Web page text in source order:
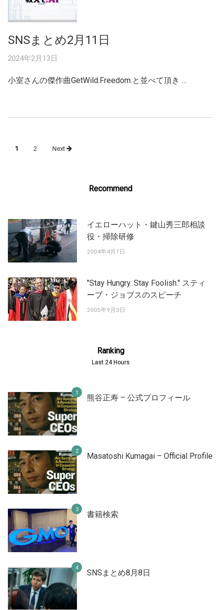
SNSまとめ2月11日
2024年2月13日
小室さんの傑作曲GetWild.Freedom.と並べて頂き …
navigation
1 2 Next
Recommend
イエローハット・鍵山秀三郎相談
役・掃除研修
2004年4月7日
"Stay Hungry. Stay Foolish." スティ
ーブ・ジョブスのスピーチ
2005年9月3日
Ranking
Last 24 Hours
熊谷正寿 – 公式プロフィール
Masatoshi Kumagai – Official Profile
書籍検索
SNSまとめ8月8日